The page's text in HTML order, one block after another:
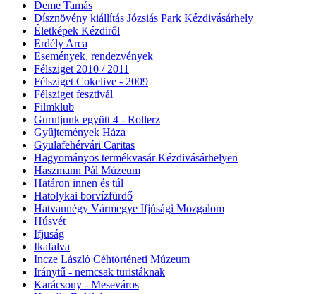
Deme Tamás
Dísznövény kiállítás Józsiás Park Kézdivásárhely
Életképek Kézdiről
Erdély Arca
Események, rendezvények
Félsziget 2010 / 2011
Félsziget Cokelive - 2009
Félsziget fesztivál
Filmklub
Guruljunk együtt 4 - Rollerz
Gyűjtemények Háza
Gyulafehérvári Caritas
Hagyományos termékvasár Kézdivásárhelyen
Haszmann Pál Múzeum
Határon innen és túl
Hatolykai borvízfürdő
Hatvannégy Vármegye Ifjúsági Mozgalom
Húsvét
Ifjuság
Ikafalva
Incze László Céhtörténeti Múzeum
Iránytű - nemcsak turistáknak
Karácsony - Meseváros